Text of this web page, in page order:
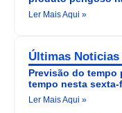
Ler Mais Aqui »
Últimas Noticias
Previsão do tempo
tempo nesta sexta-
Ler Mais Aqui »